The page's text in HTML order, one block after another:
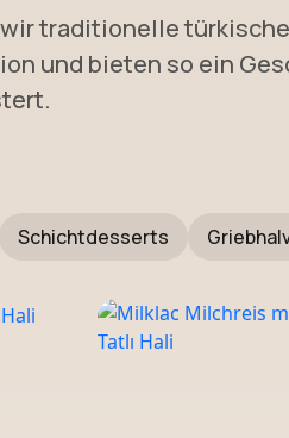
traditionelle
und bieten so ein
Schichtdesserts